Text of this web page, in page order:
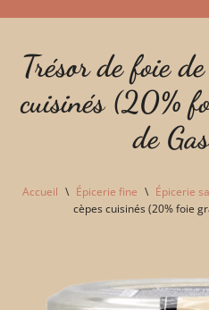
au
contenu
Trésor de foie
cuisinés (20%
de
Accueil \ Épicerie fine \ Épicerie
cèpes cuisinés (20% foie